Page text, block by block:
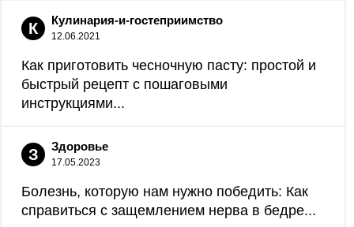
К Кулинария-и-гостеприимство
12.06.2021
Как приготовить чесночную пасту: простой и
быстрый рецепт с пошаговыми
инструкциями...
З Здоровье
17.05.2023
Болезнь, которую нам нужно победить: Как
справиться с защемлением нерва в бедре...